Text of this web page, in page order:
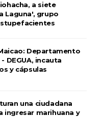
a siete
Laguna', grupo
Departamento
DEGUA, incauta
y cápsulas
una ciudadana
ingresar marihuana y